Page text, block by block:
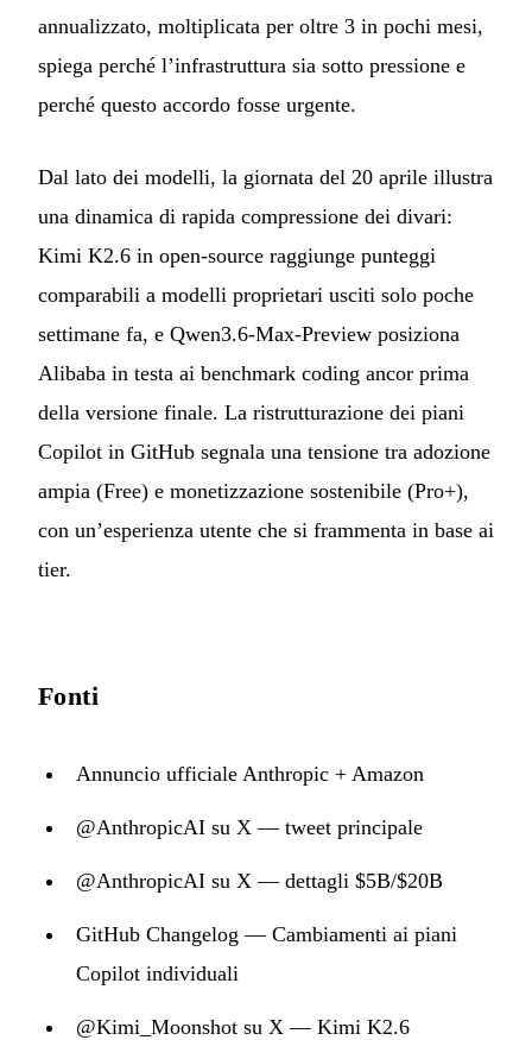
annualizzato, moltiplicata per oltre 3 in pochi mesi,
spiega perché l’infrastruttura sia sotto pressione e
perché questo accordo fosse urgente.
Dal lato dei modelli, la giornata del 20 aprile illustra
una dinamica di rapida compressione dei divari:
Kimi K2.6 in open-source raggiunge punteggi
comparabili a modelli proprietari usciti solo poche
settimane fa, e Qwen3.6-Max-Preview posiziona
Alibaba in testa ai benchmark coding ancor prima
della versione finale. La ristrutturazione dei piani
Copilot in GitHub segnala una tensione tra adozione
ampia (Free) e monetizzazione sostenibile (Pro+),
con un’esperienza utente che si frammenta in base ai
tier.
Fonti
Annuncio ufficiale Anthropic + Amazon
@AnthropicAI su X — tweet principale
@AnthropicAI su X — dettagli $5B/$20B
GitHub Changelog — Cambiamenti ai piani
Copilot individuali
@Kimi_Moonshot su X — Kimi K2.6